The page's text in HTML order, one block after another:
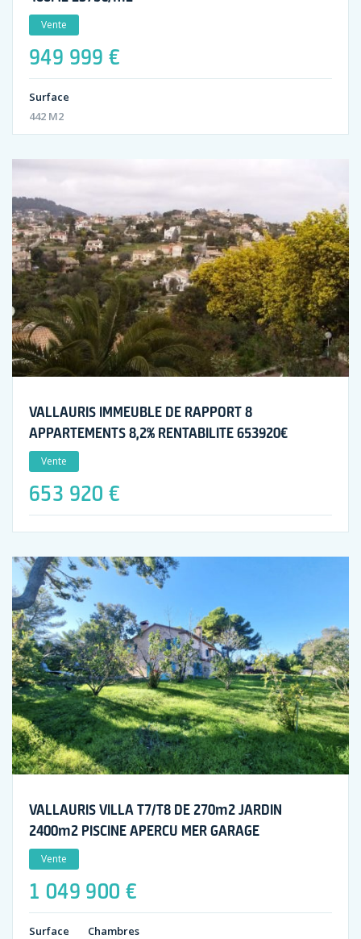
Vente
949 999 €
Surface
442 M2
VALLAURIS IMMEUBLE DE RAPPORT 8
APPARTEMENTS 8,2% RENTABILITE 653920€
Vente
653 920 €
VALLAURIS VILLA T7/T8 DE 270m2 JARDIN
2400m2 PISCINE APERCU MER GARAGE
Vente
1 049 900 €
Surface
Chambres